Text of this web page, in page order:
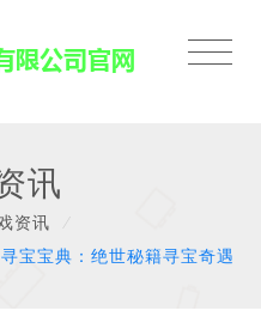
讯
资讯
宝宝典：绝世秘籍寻宝奇遇